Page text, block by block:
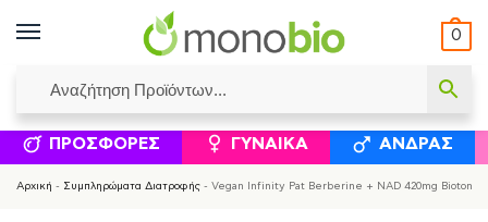
0
ΙΣΟΛΟΓΙΣΜΟΊ ΕΛΕΆΝΝΑ ΧΡΙΣΤΙΝΆΚΗ ΕΠΙΚΟΙΝΩΝΊΑ
ΣΥΜΠΛΗΡΏΜΑΤΑ ΔΙΑΤΡΟΦΉΣ ΦΥΣΙΚΆ
ΠΡΟΣΦΟΡΈΣ ΓΥΝΑΊΚΑ ΆΝΔΡΑΣ
Αρχική - Συμπληρώματα Διατροφής - Vegan Infinity Pat Berberine + NAD 420mg Biotonics